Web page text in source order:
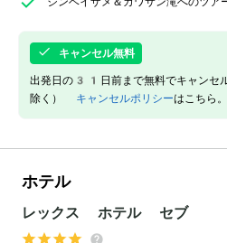
キャンセル無料
出発日の31日前まで無料でキャンセ
除く） キャンセルポリシーはこちら。
ホテル
レックス ホテル セブ